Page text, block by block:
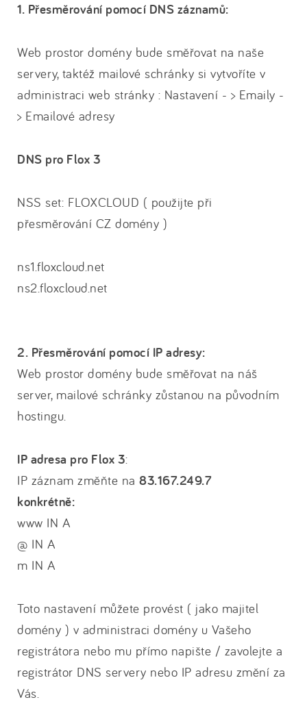
1. Přesměrování pomocí DNS záznamů:
Web prostor domény bude směřovat na naše
servery, taktéž mailové schránky si vytvoříte v
administraci web stránky : Nastavení - > Emaily -
> Emailové adresy
DNS pro Flox 3
NSS set: FLOXCLOUD ( použijte při
přesměrování CZ domény )
ns1.floxcloud.net
ns2.floxcloud.net
2. Přesměrování pomocí IP adresy:
Web prostor domény bude směřovat na náš
server, mailové schránky zůstanou na původním
hostingu.
IP adresa pro Flox 3:
IP záznam změňte na 83.167.249.7
konkrétně:
www IN A
@ IN A
m IN A
Toto nastavení můžete provést ( jako majitel
domény ) v administraci domény u Vašeho
registrátora nebo mu přímo napište / zavolejte a
registrátor DNS servery nebo IP adresu změní za
Vás.